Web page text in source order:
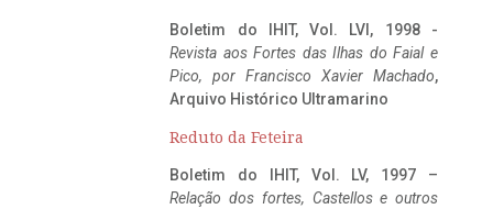
Boletim do IHIT, Vol. LVI, 1998 -
Revista aos Fortes das Ilhas do Faial e
Pico, por Francisco Xavier Machado,
Arquivo Histórico Ultramarino
Reduto da Feteira
Boletim do IHIT, Vol. LV, 1997 –
Relação dos fortes, Castellos e outros